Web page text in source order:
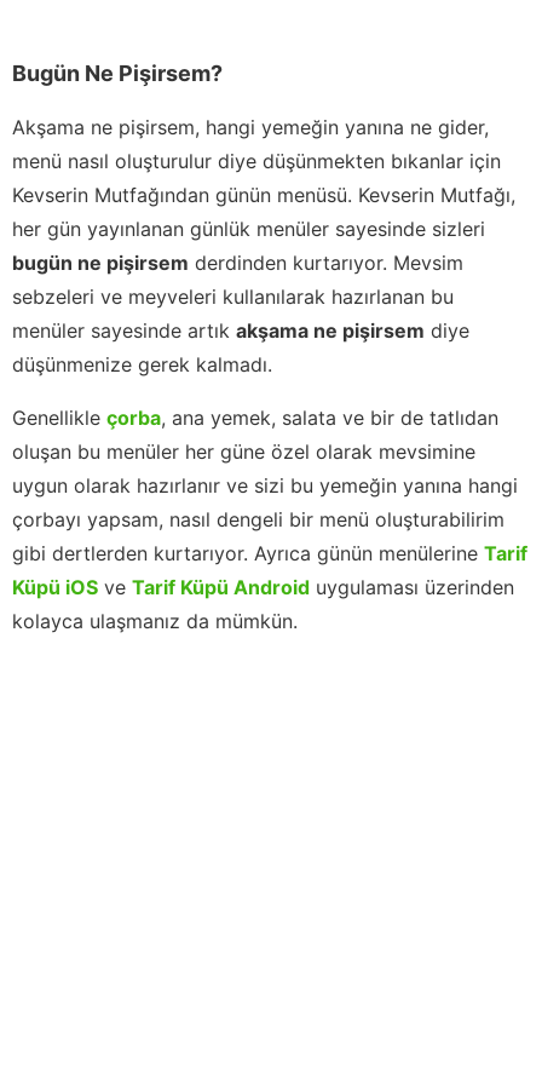
Bugün Ne Pişirsem?
Akşama ne pişirsem, hangi yemeğin yanına ne gider,
menü nasıl oluşturulur diye düşünmekten bıkanlar için
Kevserin Mutfağından günün menüsü. Kevserin Mutfağı,
her gün yayınlanan günlük menüler sayesinde sizleri
bugün ne pişirsem derdinden kurtarıyor. Mevsim
sebzeleri ve meyveleri kullanılarak hazırlanan bu
menüler sayesinde artık akşama ne pişirsem diye
düşünmenize gerek kalmadı.
Genellikle çorba, ana yemek, salata ve bir de tatlıdan
oluşan bu menüler her güne özel olarak mevsimine
uygun olarak hazırlanır ve sizi bu yemeğin yanına hangi
çorbayı yapsam, nasıl dengeli bir menü oluşturabilirim
gibi dertlerden kurtarıyor. Ayrıca günün menülerine Tarif
Küpü iOS ve Tarif Küpü Android uygulaması üzerinden
kolayca ulaşmanız da mümkün.